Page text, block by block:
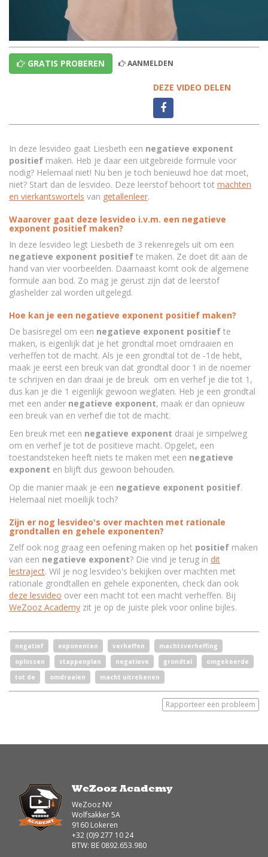
GRATIS PROBEREN AANMELDEN
DEZE VIDEO DELEN
In deze lesvideo gaat Liesbeth een negatieve exponent
positief maken. Heb je daar een uitgebreide formule voor
nodig? Helemaal niet! Nu ben je toch benieuwd hoe dat moet,
niet? Start dan de lesvideo. Deze leerstof behoort tot machten
en vierkantswortels van getallenleer.
Waarover gaat deze lesvideo i.v.m. een negatieve
exponent positief maken?
In deze lesvideo legt Liesbeth de 3 rekenregels uit om een
negatieve exponent positief te maken. Ze doet dit aan de
hand van vier voorbeelden. Daarnaast komt ook de algemene
formule aan bod. Zo mag je gerust zijn dat de leerstof
glashelder zal worden uitgelegd.
Hoe kan je een negatieve exponent positief maken?
De basisregel om een negatieve exponent positief te
maken, is eigenlijk dat je het grondtal moet omdraaien en
verheffen tot de macht. Als je een grondtal tot de -1de hebt,
maak je eerst een breuk van dat grondtal door 1 in de noemer
te schrijven en dan draai je de breuk om en verhef je die tot 1,
dus kan je die 1 eigenlijk gewoon weglaten. Heb je een grondtal
met een ander negatieve exponent, maak er dan opnieuw
een breuk van en verhef die tot de macht.
Een breuk met een negatieve exponent draai je simpelweg
om en verhef je tot de positieve macht. Opgelet, een
toestandsteken heeft niets te maken met een negatieve
exponent en blijft dus gewoon behouden.
Op die manier maak je een negatieve exponent positief.
Helemaal niet moeilijk toch?
Zijn er nog lesvideo's over machten met rationale
grondtallen en gehele exponenten?
Zelf ook nog graag een oefening maken op het positief maken
van een negatieve exponent? Die vind je terug in dit
lestraject. Wil je nog lesvideo's bekijken over machten met
rationale grondtallen en gehele exponenten, check dan ook
deze lesvideo over een macht tot een macht verheffen. Bij
WeZooz Academy zit je op de juiste plek voor online bijles.
negatief exponenten verheffen
machtsverheffing
oplossen
stappenplan negatieve grondtal
omgekeerde
tot de
omdraaien macht uitrekenen
Rapporteer een probleem
WeZooz Academy
WeZooz NV
Wolfsakker 5A
9160 Lokeren
+32 (0)9 277 10 24
BTW: BE 0892.653.980